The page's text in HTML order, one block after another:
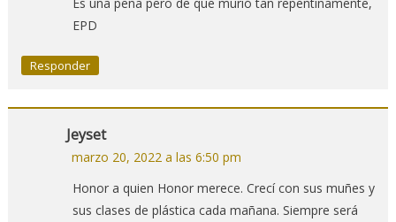
EPD
Responder
Jeyset
marzo 20, 2022 a las 6:50 pm
Honor a quien Honor merece. Crecí con sus muñes y
sus clases de plástica cada mañana. Siempre será